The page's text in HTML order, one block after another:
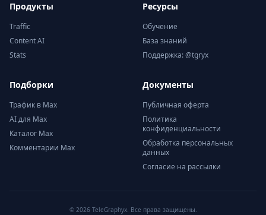
Продукты
Traffic
Content AI
Stats
Ресурсы
Обучение
База знаний
Поддержка: @tgryx
Подборки
Трафик в Max
AI для Max
Каталог Max
Комментарии Max
Документы
Публичная оферта
Политика
конфиденциальности
Обработка персональных
данных
Согласие на рассылки
© 2026 TeleGraphyx. Все права защищены.